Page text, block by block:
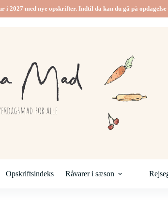
i 2027 med nye opskrifter. Indtil da kan du gå på
Opskriftsindeks Råvarer i sæson